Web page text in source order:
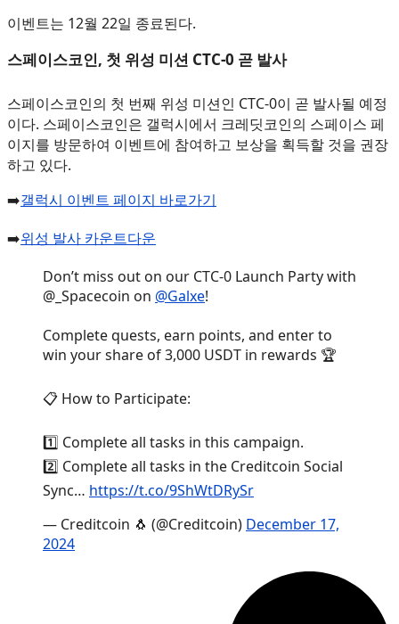
이벤트는 12월 22일 종료된다.
스페이스코인, 첫 위성 미션 CTC-0 곧 발사
스페이스코인의 첫 번째 위성 미션인 CTC-0이 곧 발사될 예정
이다. 스페이스코인은 갤럭시에서 크레딧코인의 스페이스 페
이지를 방문하여 이벤트에 참여하고 보상을 획득할 것을 권장
하고 있다.
➡️갤럭시 이벤트 페이지 바로가기
➡️위성 발사 카운트다운
Don’t miss out on our CTC-0 Launch Party with
@_Spacecoin on @Galxe!
Complete quests, earn points, and enter to
win your share of 3,000 USDT in rewards 🏆
📋 How to Participate:
1️⃣ Complete all tasks in this campaign.
2️⃣ Complete all tasks in the Creditcoin Social
Sync… https://t.co/9ShWtDRySr
— Creditcoin 🐧 (@Creditcoin) December 17,
2024